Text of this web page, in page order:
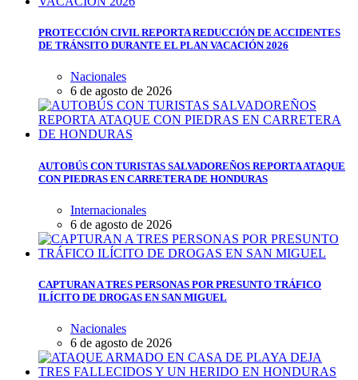
PROTECCIÓN CIVIL REPORTA REDUCCIÓN DE ACCIDENTES
DE TRÁNSITO DURANTE EL PLAN VACACIÓN 2026
Nacionales
6 de agosto de 2026
AUTOBÚS CON TURISTAS SALVADOREÑOS REPORTA ATAQUE
CON PIEDRAS EN CARRETERA DE HONDURAS
Internacionales
6 de agosto de 2026
CAPTURAN A TRES PERSONAS POR PRESUNTO TRÁFICO
ILÍCITO DE DROGAS EN SAN MIGUEL
Nacionales
6 de agosto de 2026